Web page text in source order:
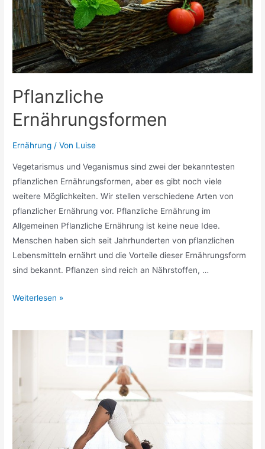
gesund?
Pflanzliche
Ernährungsformen
Ernährung / Von Luise
Vegetarismus und Veganismus sind zwei der bekanntesten
pflanzlichen Ernährungsformen, aber es gibt noch viele
weitere Möglichkeiten. Wir stellen verschiedene Arten von
pflanzlicher Ernährung vor. Pflanzliche Ernährung im
Allgemeinen Pflanzliche Ernährung ist keine neue Idee.
Menschen haben sich seit Jahrhunderten von pflanzlichen
Lebensmitteln ernährt und die Vorteile dieser Ernährungsform
sind bekannt. Pflanzen sind reich an Nährstoffen, …
Pflanzliche
Weiterlesen »